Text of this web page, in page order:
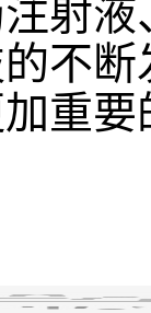
射
不
重